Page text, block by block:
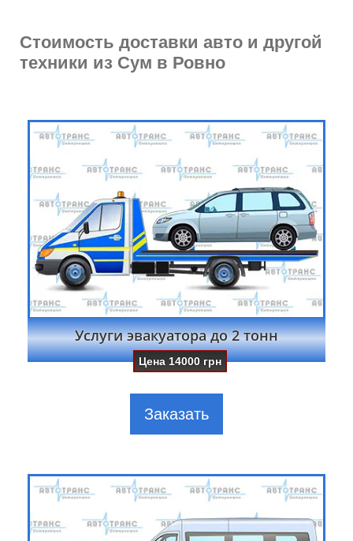
Стоимость доставки авто и другой
техники из Сум в Ровно
Услуги эвакуатора до 2 тонн
Цена14000 грн
Заказать